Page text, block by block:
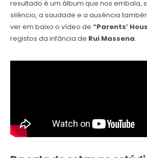
resultado é um álbum que nos embala,
silêncio, a saudade e a ausência
ver em baixo o vídeo de “Parents’
registos da infância de Rui Massena.